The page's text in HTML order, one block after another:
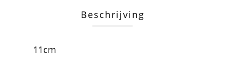
Beschrijving
11cm